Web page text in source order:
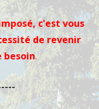
c'est vous
de revenir
besoin.